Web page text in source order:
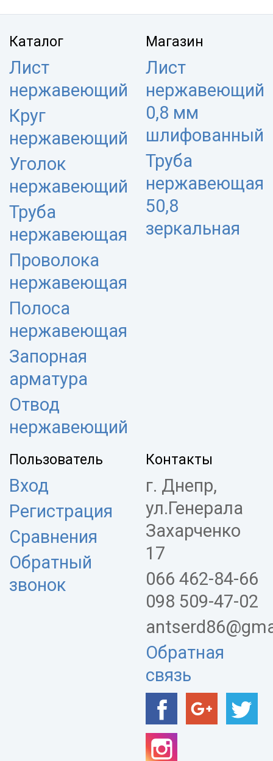
Каталог
Лист
нержавеющий
Круг
нержавеющий
Уголок
нержавеющий
Труба
нержавеющая
Проволока
нержавеющая
Полоса
нержавеющая
Запорная
арматура
Отвод
нержавеющий
Магазин
Лист
нержавеющий
0,8 мм
шлифованный
Труба
нержавеющая
50,8
зеркальная
Пользователь
Вход
Регистрация
Сравнения
Обратный
звонок
Контакты
г. Днепр,
ул.Генерала
Захарченко
17
066 462-84-66
098 509-47-02
Обратная
связь